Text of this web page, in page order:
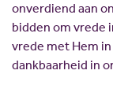
onverdiend aan
bidden om vrede
vrede met Hem in
dankbaarheid in